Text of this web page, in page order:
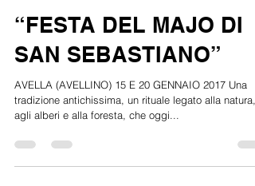
Riceviamo e pubblichiamo
10 gen 2017
Tempo di lettura: 2 min
“FESTA DEL MAJO DI
SAN SEBASTIANO”
tradizione antichissima, un rituale legato alla natura,